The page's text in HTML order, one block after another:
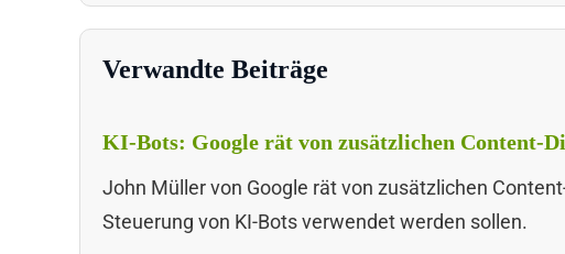
Verwandte Beiträge
KI-Bots: Google rät von zusätzlichen Content-
John Müller von Google rät von zusätzlichen
Steuerung von KI-Bots verwendet werden sollen.